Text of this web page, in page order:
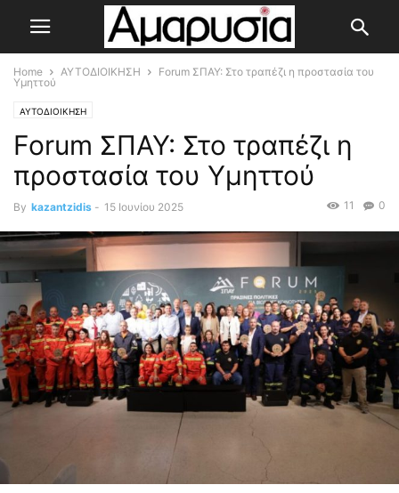
Home ΑΥΤΟΔΙΟΙΚΗΣΗ
Forum ΣΠΑΥ: Στο τραπέζι η προστασία του
Υμηττού
ΑΥΤΟΔΙΟΙΚΗΣΗ
Forum ΣΠΑΥ: Στο τραπέζι η
προστασία του Υμηττού
By kazantzidis - 15 Ιουνίου 2025 0
11